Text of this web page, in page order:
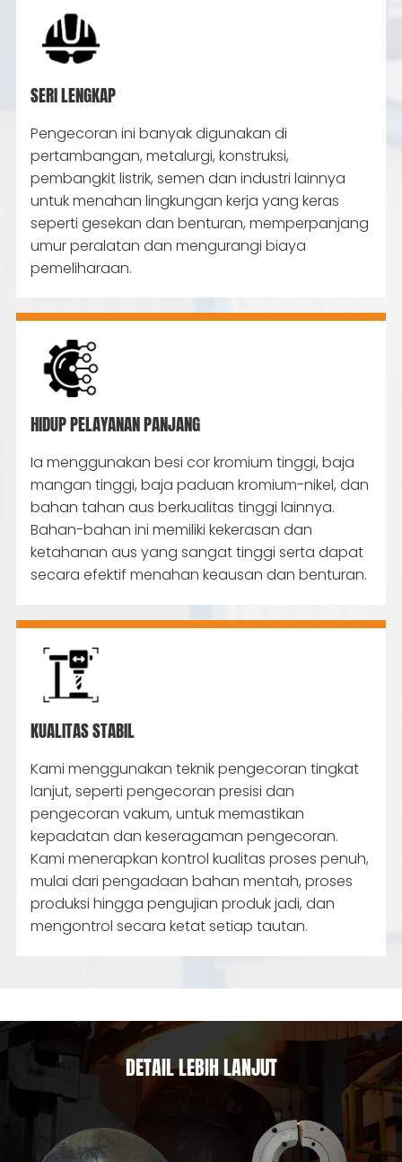
SERI LENGKAP
Pengecoran ini banyak digunakan di
pertambangan, metalurgi, konstruksi,
pembangkit listrik, semen dan industri lainnya
untuk menahan lingkungan kerja yang keras
seperti gesekan dan benturan, memperpanjang
umur peralatan dan mengurangi biaya
pemeliharaan.
HIDUP PELAYANAN PANJANG
Ia menggunakan besi cor kromium tinggi, baja
mangan tinggi, baja paduan kromium-nikel, dan
bahan tahan aus berkualitas tinggi lainnya.
Bahan-bahan ini memiliki kekerasan dan
ketahanan aus yang sangat tinggi serta dapat
secara efektif menahan keausan dan benturan.
KUALITAS STABIL
Kami menggunakan teknik pengecoran tingkat
lanjut, seperti pengecoran presisi dan
pengecoran vakum, untuk memastikan
kepadatan dan keseragaman pengecoran.
Kami menerapkan kontrol kualitas proses penuh,
mulai dari pengadaan bahan mentah, proses
produksi hingga pengujian produk jadi, dan
mengontrol secara ketat setiap tautan.
DETAIL LEBIH LANJUT